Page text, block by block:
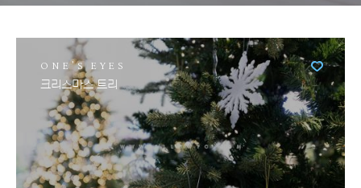
ONE'S EYES
크리스마스 트리